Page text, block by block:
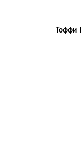
Тоффи